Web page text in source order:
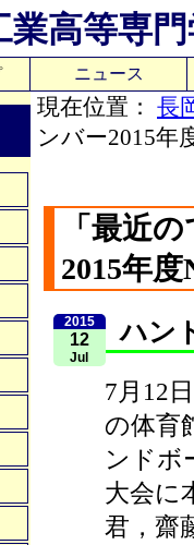
業高等専
ニュース
現在位置： 長
ンバー2015年
「最近
2015年度
2015
12
Jul
ハン
7月12
の体育
ンドボ
大会に
君，齋